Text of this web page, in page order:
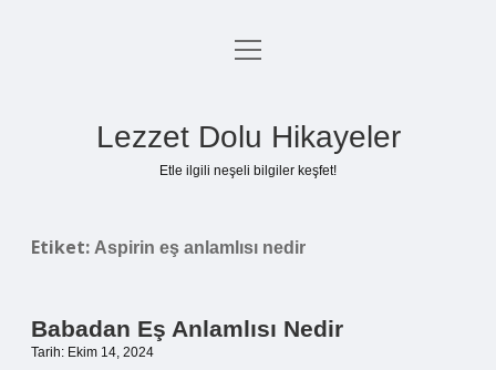
Anasayfa
menüyü
Lezzet Dolu Hikayeler
Etle ilgili neşeli bilgiler keşfet!
Etiket: Aspirin eş anlamlısı nedir
Babadan Eş Anlamlısı Nedir
Tarih: Ekim 14, 2024